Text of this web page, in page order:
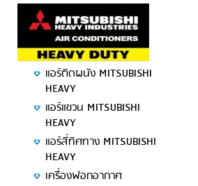
แอร์ติดผนัง MITSUBISHI
HEAVY
แอร์แขวน MITSUBISHI
HEAVY
แอร์สี่ทิศทาง MITSUBISHI
HEAVY
เครื่องฟอกอากาศ